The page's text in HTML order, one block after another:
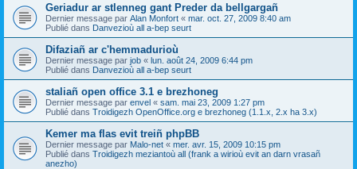
Geriadur ar stlenneg gant Preder da bellgargañ
Dernier message par Alan Monfort « mar. oct. 27, 2009 8:40 am
Publié dans Danvezioù all a-bep seurt
Difaziañ ar c'hemmadurioù
Dernier message par job « lun. août 24, 2009 6:44 pm
Publié dans Danvezioù all a-bep seurt
staliañ open office 3.1 e brezhoneg
Dernier message par envel « sam. mai 23, 2009 1:27 pm
Publié dans Troidigezh OpenOffice.org e brezhoneg (1.1.x, 2.x ha 3.x)
Kemer ma flas evit treiñ phpBB
Dernier message par Malo-net « mer. avr. 15, 2009 10:15 pm
Publié dans Troidigezh meziantoù all (frank a wirioù evit an darn vrasañ
anezho)